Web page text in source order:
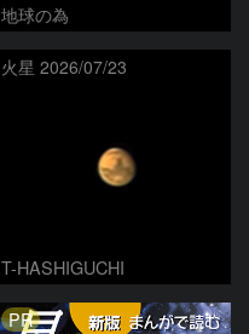
地球の為
火星 2026/07/23
T-HASHIGUCHI
PR